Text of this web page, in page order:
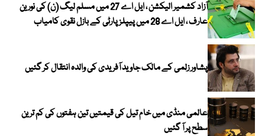
آزاد کشمیر الیکشن ، ایل اے 27 میں مسلم لیگ (ن) کی نورین
عارف ، ایل اے 28 میں پیپلز پارٹی کے بازل نقوی کامیاب
پشاور زلمی کے مالک جاوید آفریدی کی والدہ انتقال کر گئیں
عالمی منڈی میں خام تیل کی قیمتیں تین ہفتوں کی کم ترین
سطح پر آ گئیں